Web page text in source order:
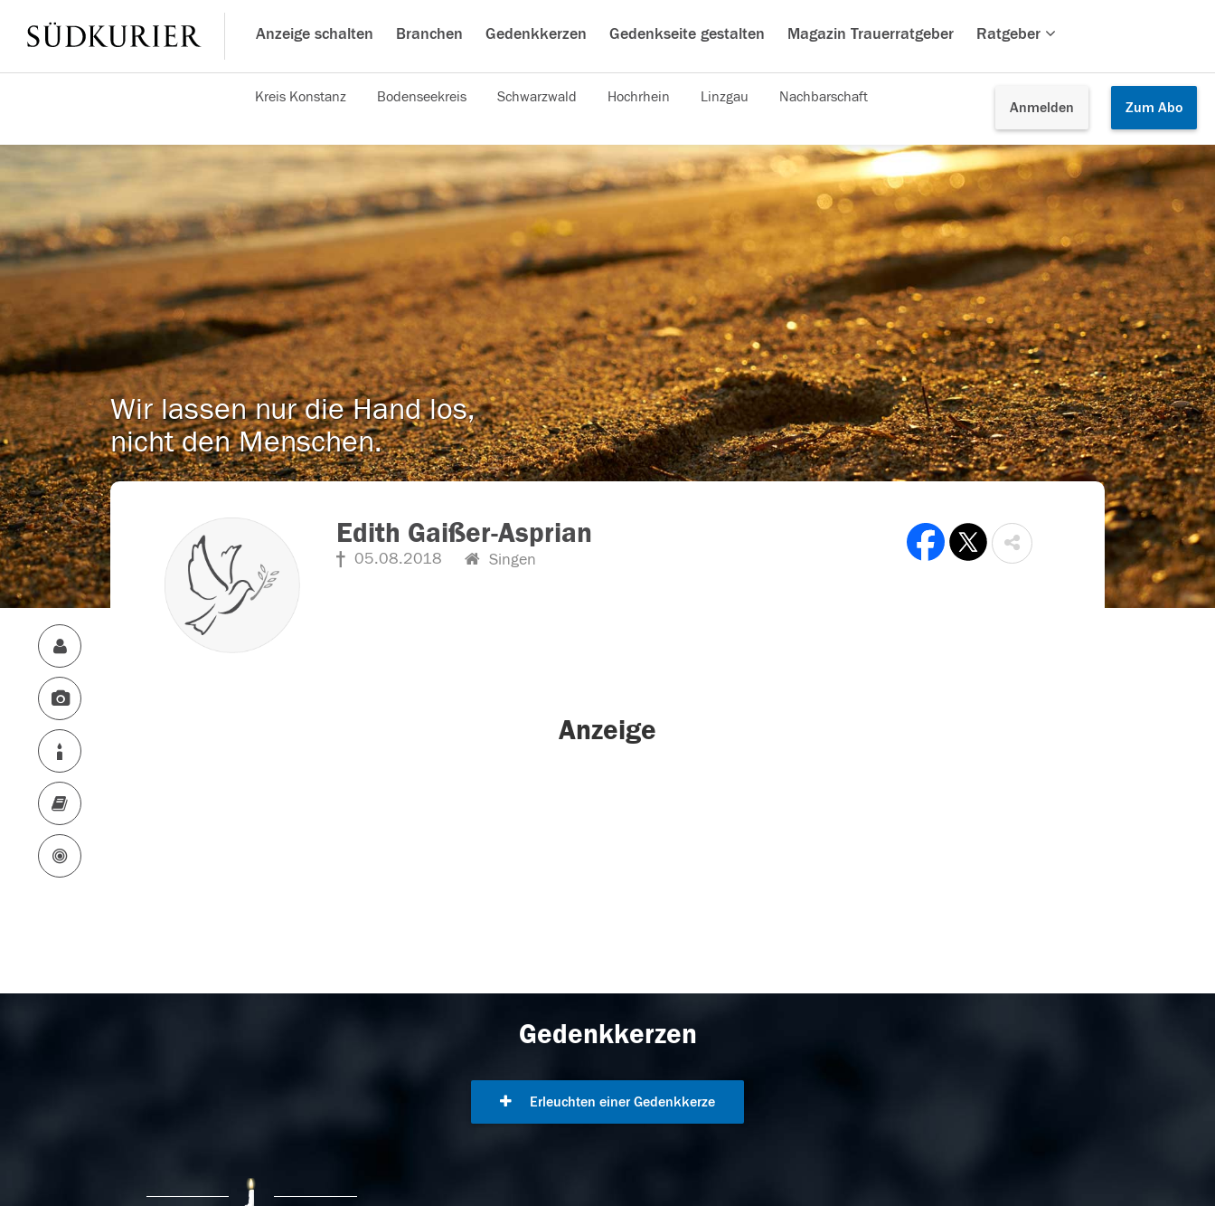
Anzeige schalten Branchen Gedenkkerzen Gedenkseite gestalten Magazin Trauerratgeber Ratgeber
Anmelden Zum Abo
Kreis Konstanz Bodenseekreis Schwarzwald Hochrhein Linzgau Nachbarschaft
Wir lassen nur die Hand los,
nicht den Menschen.
Edith Gaißer-Asprian
05.08.2018 Singen
Anzeige
Gedenkkerzen
Erleuchten einer Gedenkkerze